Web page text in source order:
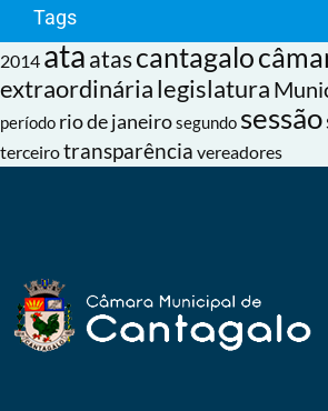
Tags
2014 ata atascantagalo
extraordinárialegislatura
período rio de janeirosegundo sessão
terceirotransparência vereadores